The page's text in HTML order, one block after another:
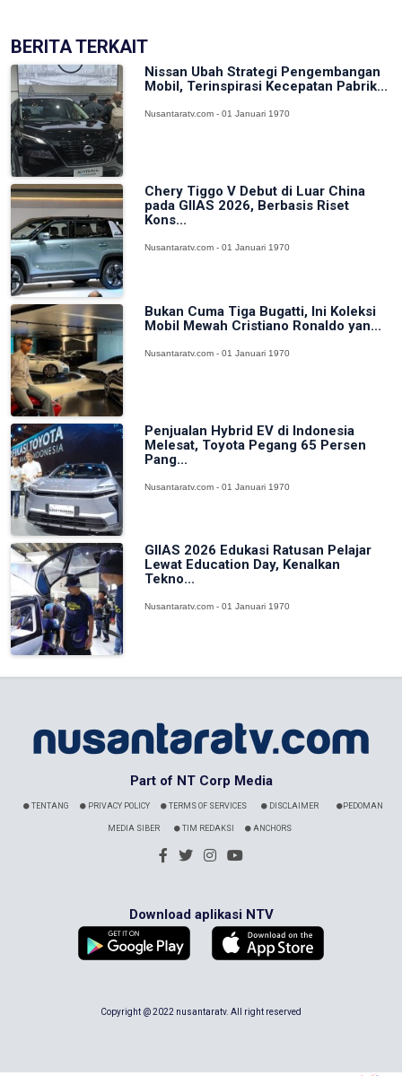
BERITA TERKAIT
Nissan Ubah Strategi Pengembangan
Mobil, Terinspirasi Kecepatan Pabrik...
Nusantaratv.com - 01 Januari 1970
Chery Tiggo V Debut di Luar China
pada GIIAS 2026, Berbasis Riset
Kons...
Nusantaratv.com - 01 Januari 1970
Bukan Cuma Tiga Bugatti, Ini Koleksi
Mobil Mewah Cristiano Ronaldo yan...
Nusantaratv.com - 01 Januari 1970
Penjualan Hybrid EV di Indonesia
Melesat, Toyota Pegang 65 Persen
Pang...
Nusantaratv.com - 01 Januari 1970
GIIAS 2026 Edukasi Ratusan Pelajar
Lewat Education Day, Kenalkan
Tekno...
Nusantaratv.com - 01 Januari 1970
Part of NT Corp Media
TENTANG PRIVACY POLICY TERMS OF SERVICES DISCLAIMER PEDOMAN
MEDIA SIBER TIM REDAKSI ANCHORS
Download aplikasi NTV
Copyright @ 2022 nusantaratv. All right reserved